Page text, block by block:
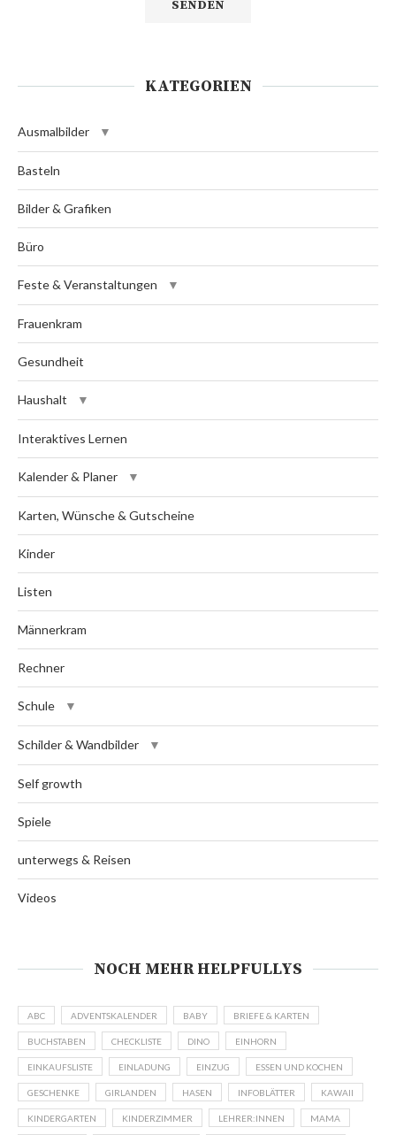
KATEGORIEN
Ausmalbilder
Basteln
Bilder & Grafiken
Büro
Feste & Veranstaltungen
Frauenkram
Gesundheit
Haushalt
Interaktives Lernen
Kalender & Planer
Karten, Wünsche & Gutscheine
Kinder
Listen
Männerkram
Rechner
Schule
Schilder & Wandbilder
Self growth
Spiele
unterwegs & Reisen
Videos
NOCH MEHR HELPFULLYS
ABC ADVENTSKALENDER BABY BRIEFE & KARTEN
BUCHSTABEN CHECKLISTE DINO EINHORN
EINKAUFSLISTE EINLADUNG EINZUG ESSEN UND KOCHEN
GESCHENKE GIRLANDEN HASEN INFOBLÄTTER KAWAII
KINDERGARTEN KINDERZIMMER LEHRER:INNEN MAMA